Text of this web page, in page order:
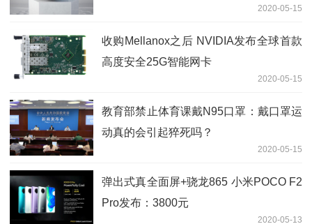
2020-05-15
收购Mellanox之后 NVIDIA发布全球首款
高度安全25G智能网卡
2020-05-15
教育部禁止体育课戴N95口罩：戴口罩运
动真的会引起猝死吗？
2020-05-15
弹出式真全面屏+骁龙865 小米POCO F2
Pro发布：3800元
2020-05-13